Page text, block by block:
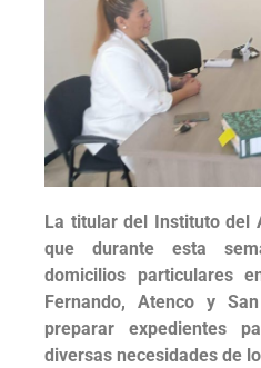
La titular del Instituto del
que durante esta
domicilios particulares
Fernando, Atenco y
preparar expedientes
diversas necesidades de